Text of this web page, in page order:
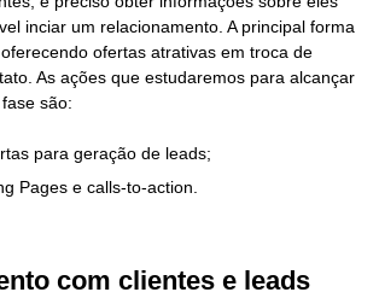
inciar um relacionamento. A principal forma
ofertas atrativas em troca de
As ações que estudaremos para alcançar
são:
para geração de leads;
Pages e calls-to-action.
com clientes e leads